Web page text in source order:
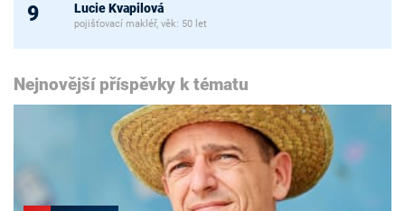
9 Lucie Kvapilová
pojišťovací makléř, věk: 50 let
Nejnovější příspěvky k tématu